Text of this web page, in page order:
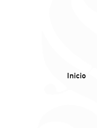
Inicio